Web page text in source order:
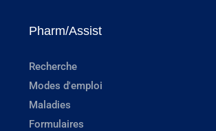
Pharm/Assist
Recherche
Modes d'emploi
Maladies
Formulaires